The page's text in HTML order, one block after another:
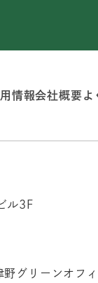
情報会社概要よ
ル3F
野グリーンオフ